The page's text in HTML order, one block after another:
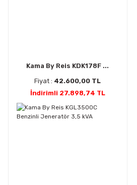
Kama By Reis KDK178F ...
Fiyat : 42.600,00 TL
İndirimli 27.898,74 TL